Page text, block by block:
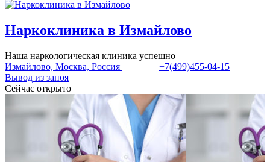
Наркоклиника в Измайлово
Наша наркологическая клиника успешно
Измайлово, Москва, Россия
+7(499)455-04-15
Вывод из запоя
Сейчас открыто